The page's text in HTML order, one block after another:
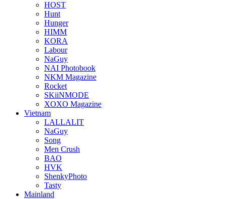
HOST
Hunt
Hunger
HIMM
KORA
Labour
NaGuy
NAI Photobook
NKM Magazine
Rocket
SKiiNMODE
XOXO Magazine
Vietnam
LALLALIT
NaGuy
Song
Men Crush
BAO
HVK
ShenkyPhoto
Tasty
Mainland